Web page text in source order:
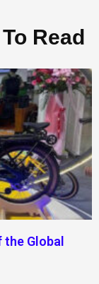
Read
Global